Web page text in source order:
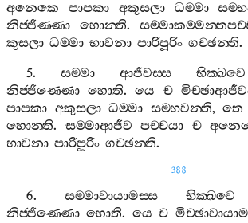
අනෙකෙ
පාපකා අකුසලා ධම‍්මා
නිජ‍්ජිණ‍්ණා
හොන‍්ති.
කුසලා ධම‍්මා භාවනා පාරිපූරිං ගච‍්ඡන‍්ති.
5. සම‍්මා ආජීවස‍්ස භික‍්ඛවෙ
නිජ‍්ජිණ‍්ණො හොති.යෙ ච
පාපකා අකුසලා ධම‍්මා සම‍්භවන‍්ති, තෙ
හොන‍්ති. සම‍්මාආජීව පච‍්චයා ච
භාවනා පාරිපූරිං ගච‍්ඡන‍්ති.
388
6. සම‍්මාවායාමස‍්ස භික‍්ඛවෙ
නිජ‍්ජිණ‍්ණො හොති. යෙ ච